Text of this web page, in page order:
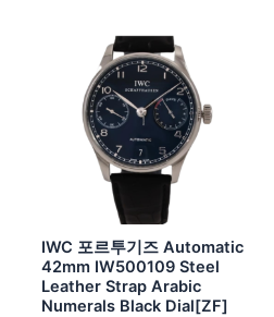
IWC 포르투기즈 Automatic
42mm IW500109 Steel
Leather Strap Arabic
Numerals Black Dial[ZF]